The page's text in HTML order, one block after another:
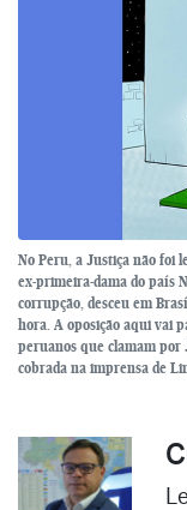
No Peru, a Justiça não foi
ex-primeira-dama do país
corrupção, desceu em
hora. A oposição aqui vai
peruanos que clamam por
cobrada na imprensa de